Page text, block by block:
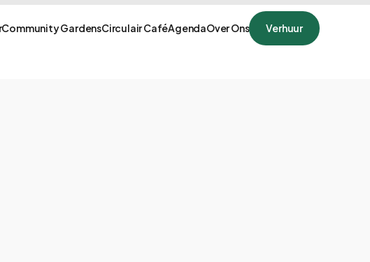
Community GardensCirculair CaféAgendaOver Ons Verhuur